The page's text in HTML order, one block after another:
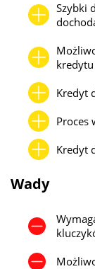
Szybki
kredytu
Kredyt
Proces
Kredyt
Wady